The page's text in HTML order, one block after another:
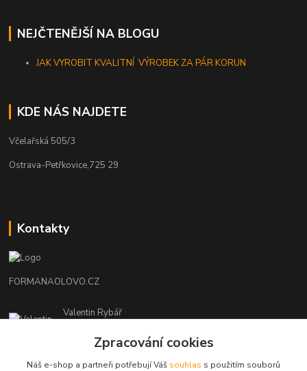
NEJČTENĚJŠÍ NA BLOGU
JAK VYROBIT KVALITNÍ VÝROBEK ZA PÁR KORUN
KDE NÁS NAJDETE
Včelařská 505/3
Ostrava-Petřkovice,725 29
Kontakty
FORMANAOLOVO.CZ
Valentin Rybář
(Po-Pá, 7-12 15-22 hod.)
ryvafishing@gmail.com
Zpracování cookies
Náš e-shop a partneři potřebují Váš souhlas s použitím souborů